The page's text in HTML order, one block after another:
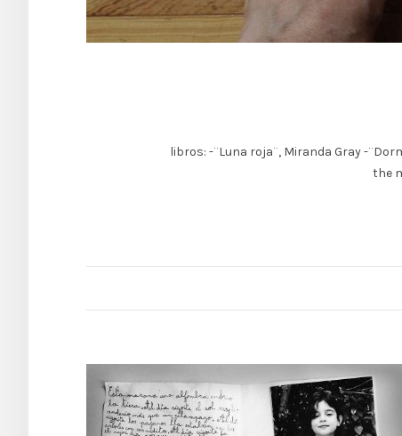
libros: -¨Luna roja¨, Miranda Gray -
the